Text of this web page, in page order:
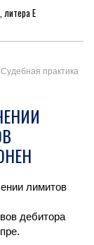
литера Е
Судебная практика
лимитов
дебитора